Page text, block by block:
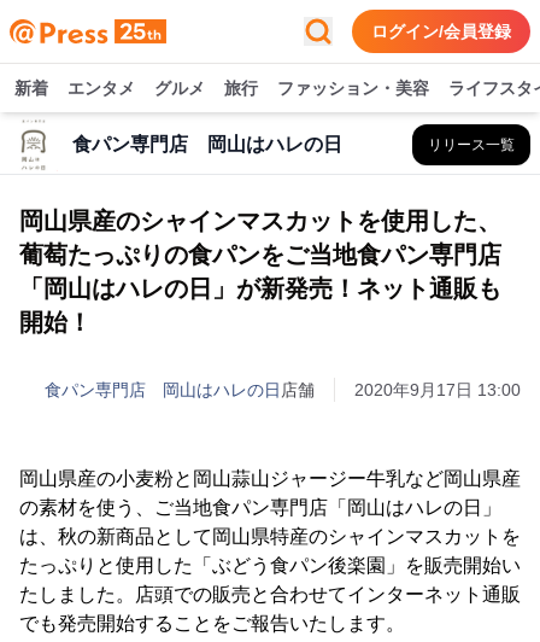
ログイン/会員登録
新着 エンタメ グルメ 旅行 ファッション・美容 ライフスタ
食パン専門店 岡山はハレの日 リリース一覧
岡山県産のシャインマスカットを使用した、
葡萄たっぷりの食パンをご当地食パン専門店
「岡山はハレの日」が新発売！ネット通販も
開始！
食パン専門店 岡山はハレの日 店舗 2020年9月17日 13:00
岡山県産の小麦粉と岡山蒜山ジャージー牛乳など岡山県産
の素材を使う、ご当地食パン専門店「岡山はハレの日」
は、秋の新商品として岡山県特産のシャインマスカットを
たっぷりと使用した「ぶどう食パン後楽園」を販売開始い
たしました。店頭での販売と合わせてインターネット通販
でも発売開始することをご報告いたします。